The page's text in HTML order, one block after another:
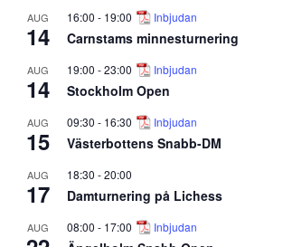
AUG
14
16:00 - 19:00 Inbjudan
Carnstams minnesturnering
AUG
14
19:00 -23:00 Inbjudan
Stockholm Open
AUG
15
09:30 - 16:30 Inbjudan
Västerbottens Snabb-DM
AUG
17
18:30 -20:00
Damturnering på Lichess
AUG 08:00 - 17:00 Inbjudan